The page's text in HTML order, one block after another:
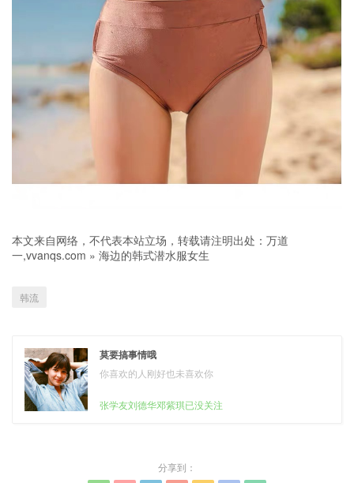
本文来自网络，不代表本站立场，转载请注明出处： 万道
一,vvanqs.com » 海边的韩式潜水服女生
韩流
莫要搞事情哦
你喜欢的人刚好也未喜欢你
张学友刘德华邓紫琪已没关注
分享到：